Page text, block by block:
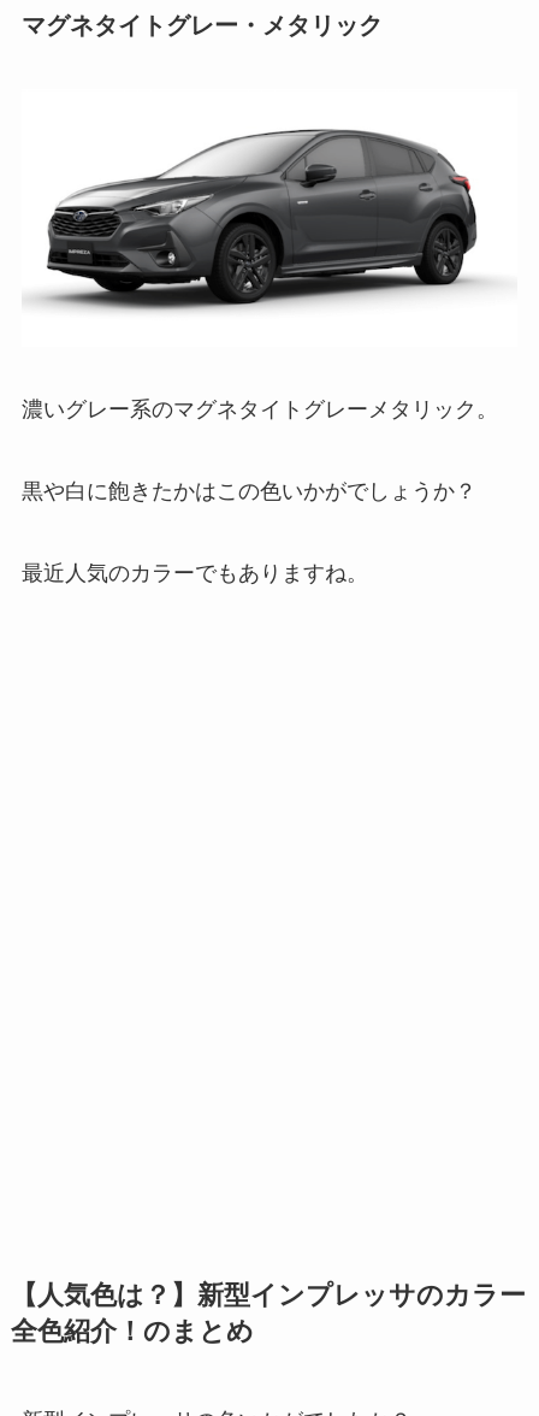
マグネタイトグレー・メタリック
濃いグレー系のマグネタイトグレーメタリック。
黒や白に飽きたかはこの色いかがでしょうか？
最近人気のカラーでもありますね。
【人気色は？】新型インプレッサのカラー
全色紹介！のまとめ